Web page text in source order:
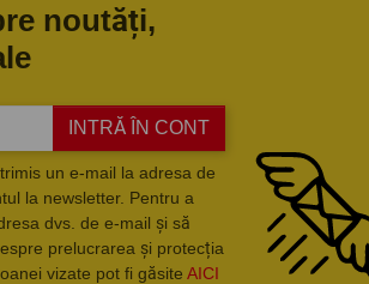
noutăți,
INTRĂ ÎN CONT
un e-mail la adresa de
la newsletter. Pentru a
dvs. de e-mail și să
prelucrarea și protecția
vizate pot fi găsite AICI